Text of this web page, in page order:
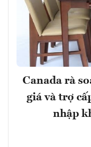
Canada rà
giá và trợ
nhập